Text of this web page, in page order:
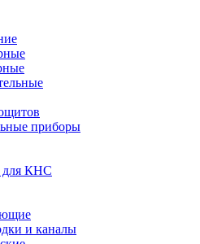
приборы
для КНС
и каналы